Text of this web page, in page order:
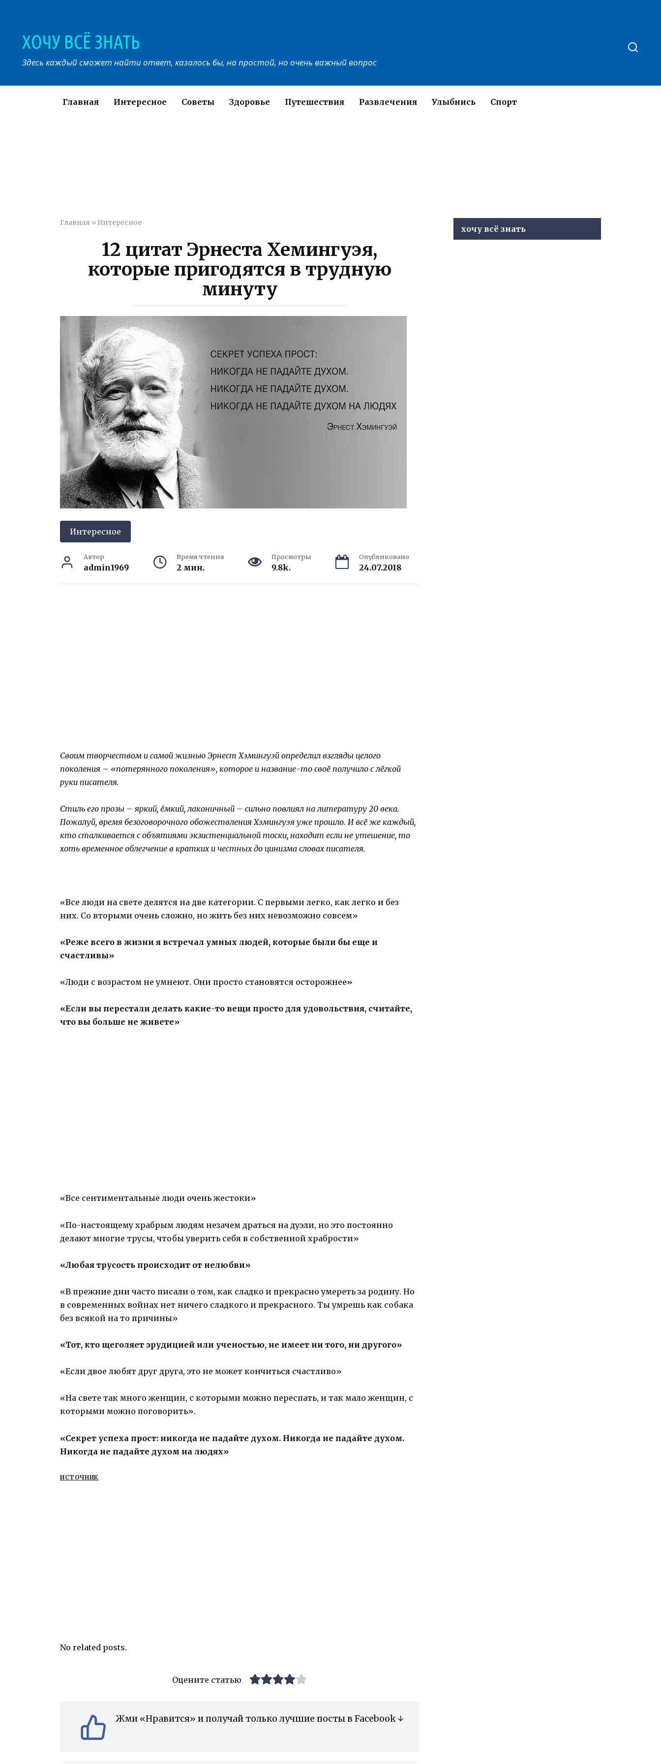
ХОЧУ ВСЁ ЗНАТЬ
Здесь каждый сможет найти ответ, казалось бы, на простой, но очень важный вопрос
Главная Интересное Советы Здоровье Путешествия Развлечения Улыбнись Спорт
Главная » Интересное
12 цитат Эрнеста Хемингуэя,
которые пригодятся в трудную
минуту
Интересное
Автор
admin1969
Время чтения
2 мин.
Просмотры
9.8k.
Опубликовано
24.07.2018
Своим творчеством и самой жизнью Эрнест Хэмингуэй определил взгляды целого
поколения – «потерянного поколения», которое и название-то своё получило с лёгкой
руки писателя.
Стиль его прозы – яркий, ёмкий, лаконичный – сильно повлиял на литературу 20 века.
Пожалуй, время безоговорочного обожествления Хэмингуэя уже прошло. И всё же каждый,
кто сталкивается с объятиями экзистенциальной тоски, находит если не утешение, то
хоть временное облегчение в кратких и честных до цинизма словах писателя.
«Все люди на свете делятся на две категории. С первыми легко, как легко и без
них. Со вторыми очень сложно, но жить без них невозможно совсем»
«Реже всего в жизни я встречал умных людей, которые были бы еще и
счастливы»
«Люди с возрастом не умнеют. Они просто становятся осторожнее»
«Если вы перестали делать какие-то вещи просто для удовольствия, считайте,
что вы больше не живете»
«Все сентиментальные люди очень жестоки»
«По-настоящему храбрым людям незачем драться на дуэли, но это постоянно
делают многие трусы, чтобы уверить себя в собственной храбрости»
«Любая трусость происходит от нелюбви»
«В прежние дни часто писали о том, как сладко и прекрасно умереть за родину. Но
в современных войнах нет ничего сладкого и прекрасного. Ты умрешь как собака
без всякой на то причины»
«Тот, кто щеголяет эрудицией или ученостью, не имеет ни того, ни другого»
«Если двое любят друг друга, это не может кончиться счастливо»
«На свете так много женщин, с которыми можно переспать, и так мало женщин, с
которыми можно поговорить».
«Секрет успеха прост: никогда не падайте духом. Никогда не падайте духом.
Никогда не падайте духом на людях»
ИСТОЧНИК
No related posts.
Оцените статью
Жми «Нравится» и получай только лучшие посты в Facebook ↓
хочу всё знать